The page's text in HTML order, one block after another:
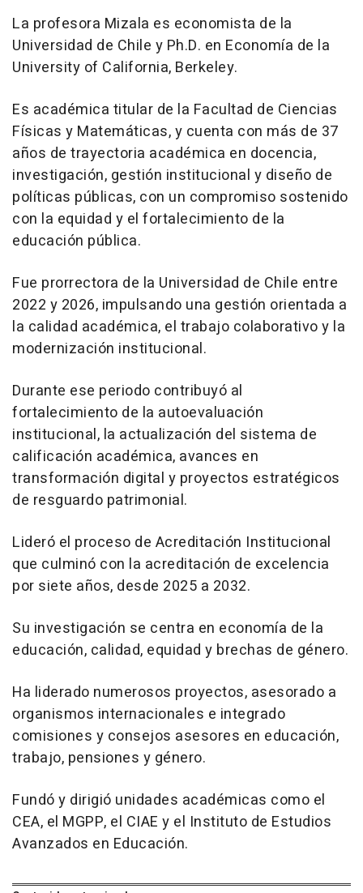
La profesora Mizala es economista de la
Universidad de Chile y Ph.D. en Economía de la
University of California, Berkeley.
Es académica titular de la Facultad de Ciencias
Físicas y Matemáticas, y cuenta con más de 37
años de trayectoria académica en docencia,
investigación, gestión institucional y diseño de
políticas públicas, con un compromiso sostenido
con la equidad y el fortalecimiento de la
educación pública.
Fue prorrectora de la Universidad de Chile entre
2022 y 2026, impulsando una gestión orientada a
la calidad académica, el trabajo colaborativo y la
modernización institucional.
Durante ese periodo contribuyó al
fortalecimiento de la autoevaluación
institucional, la actualización del sistema de
calificación académica, avances en
transformación digital y proyectos estratégicos
de resguardo patrimonial.
Lideró el proceso de Acreditación Institucional
que culminó con la acreditación de excelencia
por siete años, desde 2025 a 2032.
Su investigación se centra en economía de la
educación, calidad, equidad y brechas de género.
Ha liderado numerosos proyectos, asesorado a
organismos internacionales e integrado
comisiones y consejos asesores en educación,
trabajo, pensiones y género.
Fundó y dirigió unidades académicas como el
CEA, el MGPP, el CIAE y el Instituto de Estudios
Avanzados en Educación.